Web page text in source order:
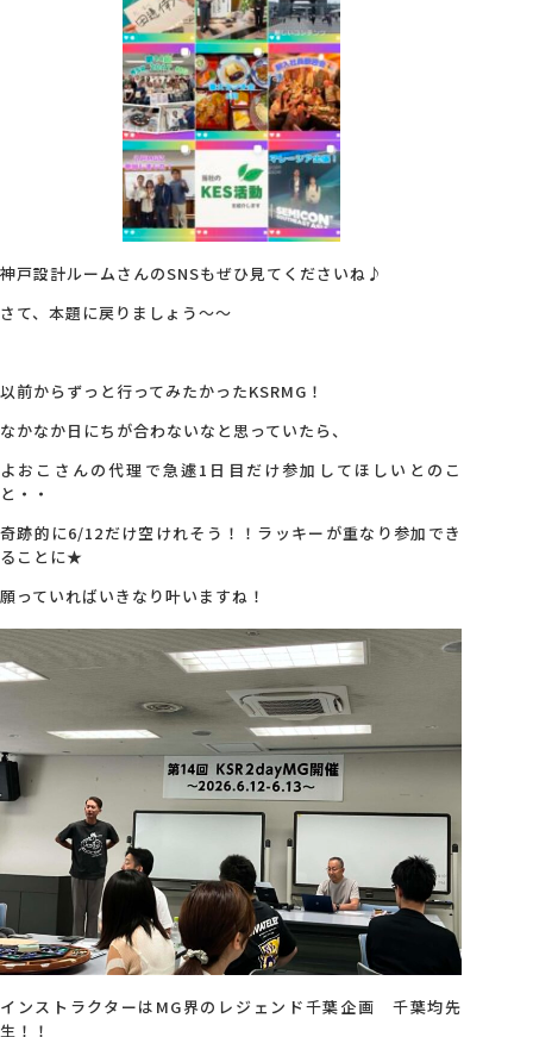
神戸設計ルームさんのSNSもぜひ見てくださいね♪
さて、本題に戻りましょう～～
以前からずっと行ってみたかったKSRMG！
なかなか日にちが合わないなと思っていたら、
よおこさんの代理で急遽1日目だけ参加してほしいとのこ
と・・
奇跡的に6/12だけ空けれそう！！ラッキーが重なり参加でき
ることに★
願っていればいきなり叶いますね！
インストラクターはMG界のレジェンド千葉企画 千葉均先
生！！